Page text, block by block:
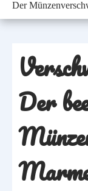
Der
Der